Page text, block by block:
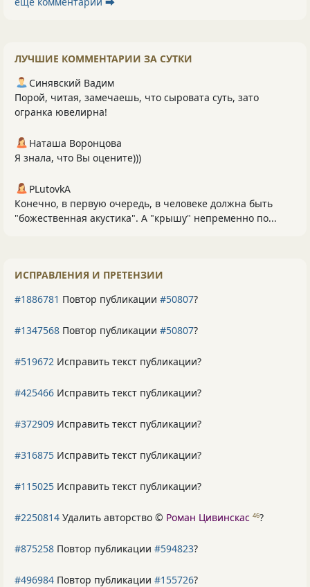
ЛУЧШИЕ КОММЕНТАРИИ ЗА СУТКИ
Синявский Вадим
Порой, читая, замечаешь, что сыровата суть, зато
огранка ювелирна!
Наташа Воронцова
Я знала, что Вы оцените)))
PLutоvkА
Конечно, в первую очередь, в человеке должна быть
"божественная акустика". А "крышу" непременно по...
ИСПРАВЛЕНИЯ И ПРЕТЕНЗИИ
#1886781 Повтор публикации #50807?
#1347568 Повтор публикации #50807?
#519672 Исправить текст публикации?
#425466 Исправить текст публикации?
#372909 Исправить текст публикации?
#316875 Исправить текст публикации?
#115025 Исправить текст публикации?
#2250814 Удалить авторство © Роман Цивинскас 46?
#875258 Повтор публикации #594823?
#496984 Повтор публикации #155726?